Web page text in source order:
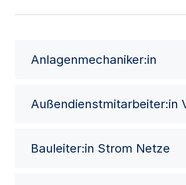
Anlagenmechaniker:in
Außendienstmitarbeiter:in
Bauleiter:in Strom Netze